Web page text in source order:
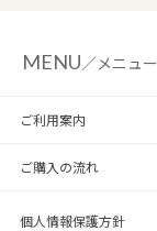
MENU／メニュー
ご利用案内
ご購入の流れ
個人情報保護方針